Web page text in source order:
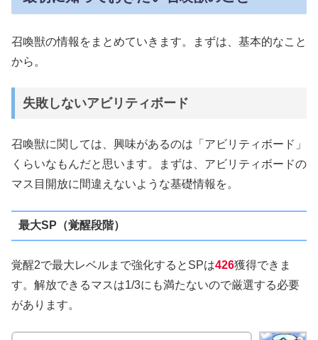
召喚獣の情報をまとめていきます。まずは、基本的なこと
から。
失敗しないアビリティボード
召喚獣に関しては、興味があるのは「アビリティボード」
くらいなもんだと思います。まずは、アビリティボードの
マス目開放に間違えないような基礎情報を。
最大SP（覚醒段階）
覚醒2で最大レベルまで強化するとSPは426獲得できま
す。解放できるマスは1/3にも満たないので厳選する必要
があります。